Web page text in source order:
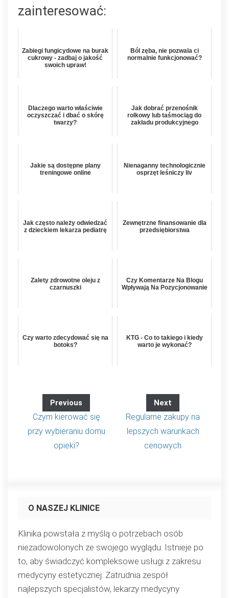
zainteresować:
Zabiegi fungicydowe na burak
cukrowy - zadbaj o jakość
swoich upraw!
Ból zęba, nie pozwala ci
normalnie funkcjonować?
Dlaczego warto właściwie
oczyszczać i dbać o skórę
twarzy?
Jak dobrać przenośnik
rolkowy lub taśmociąg do
zakładu produkcyjnego
Jakie są dostępne plany
treningowe online
Nienaganny technologicznie
osprzęt leśniczy liv
Jak często należy odwiedzać
z dzieckiem lekarza pediatrę
Zewnętrzne finansowanie dla
przedsiębiorstwa
Zalety zdrowotne oleju z
czarnuszki
Czy Komentarze Na Blogu
Wpływają Na Pozycjonowanie
Czy warto zdecydować się na
botoks?
KTG - Co to takiego i kiedy
warto je wykonać?
Previous
Czym kierować się
przy wybieraniu domu
opieki?
Next
Regularne zakupy na
lepszych warunkach
cenowych
O NASZEJ KLINICE
Klinika powstała z myślą o potrzebach osób
niezadowolonych ze swojego wyglądu. Istnieje po
to, aby świadczyć kompleksowe usługi z zakresu
medycyny estetycznej. Zatrudnia zespół
najlepszych specjalistów, lekarzy medycyny